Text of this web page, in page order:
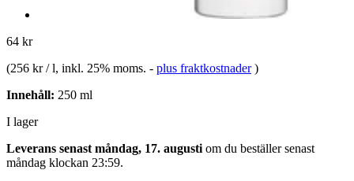
64 kr
(256 kr / l, inkl. 25% moms. - plus fraktkostnader )
Innehåll: 250 ml
I lager
Leverans senast måndag, 17. augusti om du beställer senast
måndag klockan 23:59.